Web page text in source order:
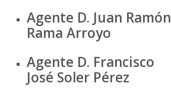
Agente D. Juan Ramón
Rama Arroyo
Agente D. Francisco
José Soler Pérez